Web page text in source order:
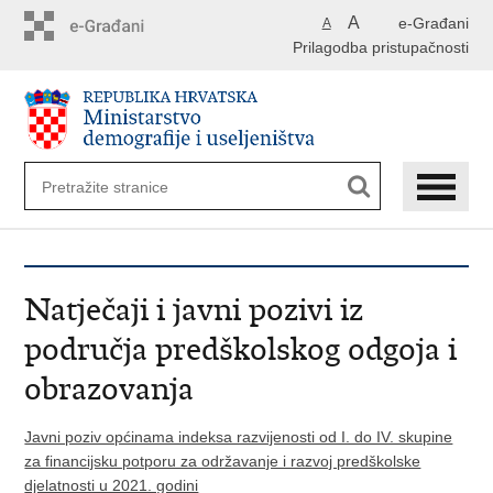
e-Građani
A A
Prilagodba pristupačnosti
Natječaji i javni pozivi iz
područja predškolskog odgoja i
obrazovanja
Javni poziv općinama indeksa razvijenosti od I. do IV. skupine
za financijsku potporu za održavanje i razvoj predškolske
djelatnosti u 2021. godini